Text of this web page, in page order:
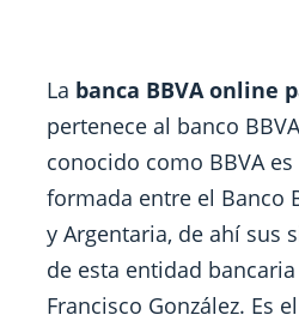
La banca BBVA online
pertenece al banco
conocido como BBVA
formada entre el Banco
y Argentaria, de ahí sus
de esta entidad
Francisco González. Es